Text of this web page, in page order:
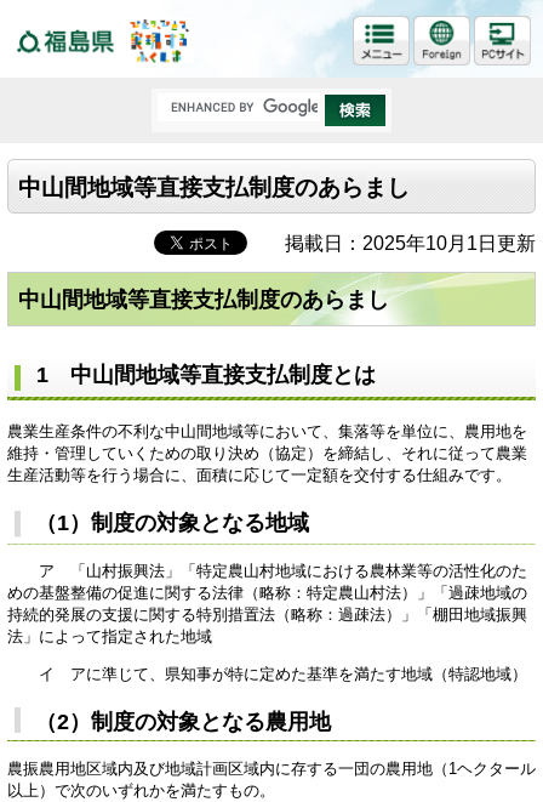
中山間地域等直接支払制度のあらまし
掲載日：2025年10月1日更新
中山間地域等直接支払制度のあらまし
1 中山間地域等直接支払制度とは
農業生産条件の不利な中山間地域等において、集落等を単位に、農用地を
維持・管理していくための取り決め（協定）を締結し、それに従って農業
生産活動等を行う場合に、面積に応じて一定額を交付する仕組みです。
（1）制度の対象となる地域
ア 「山村振興法」「特定農山村地域における農林業等の活性化のた
めの基盤整備の促進に関する法律（略称：特定農山村法）」「過疎地域の
持続的発展の支援に関する特別措置法（略称：過疎法）」「棚田地域振興
法」によって指定された地域
イ アに準じて、県知事が特に定めた基準を満たす地域（特認地域）
（2）制度の対象となる農用地
農振農用地区域内及び地域計画区域内に存する一団の農用地（1ヘクタール
以上）で次のいずれかを満たすもの。